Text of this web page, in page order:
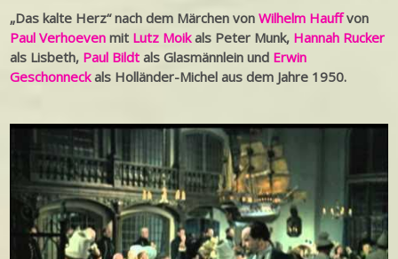
„Das kalte Herz“ nach dem Märchen vonWilhelm Hauffvon
Paul Verhoeven mit Lutz Moikals Peter Munk, Hannah Rucker
als Lisbeth, Paul Bildt als Glasmännlein und Erwin
Geschonneckals Holländer-Michel aus dem Jahre 1950.